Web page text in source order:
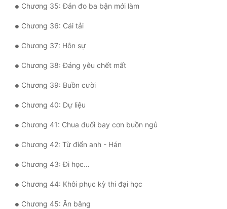
Vô Địch
Võ Hiệp
Võng Du
Xuyên Không
Xuyên Nhanh
Xuyên Sách
Xuyên Thư
Điền Văn
Đô Thị
Đông Phương
Chương 35: Đắn đo ba bận mới làm
Chương 36: Cái tải
Chương 37: Hôn sự
Chương 38: Đáng yêu chết mất
Chương 39: Buồn cười
Chương 40: Dự liệu
Chương 41: Chua đuổi bay cơn buồn ngủ
Chương 42: Từ điển anh - Hán
Chương 43: Đi học…
Chương 44: Khôi phục kỳ thi đại học
Chương 45: Ăn băng